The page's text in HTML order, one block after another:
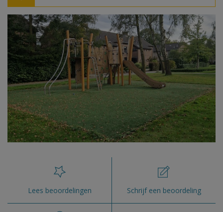
Lees beoordelingen Schrijf een beoordeling